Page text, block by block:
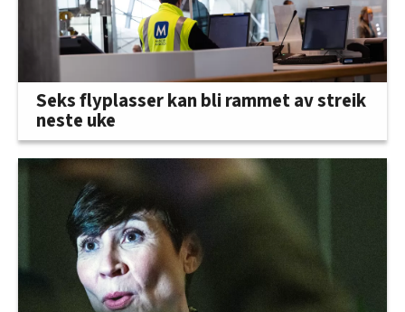
Seks flyplasser kan bli rammet av streik
neste uke